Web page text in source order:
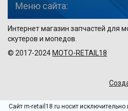
Меню сайта:
Интернет магазин запчастей для
скутеров и мопедов.
© 2017-2024 MOTO-RETAIL18
Сайт m-retail18.ru носит